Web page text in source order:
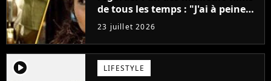
de tous les temps : "J'ai à peine
réussi à aller jusqu'au générique
de fin"
23 juillet 2026
player2 LIFESTYLE